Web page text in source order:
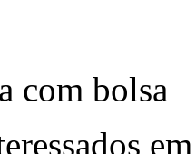
com bolsa